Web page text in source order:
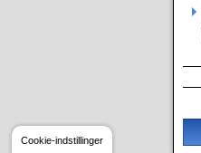
Cookie-indstillinger